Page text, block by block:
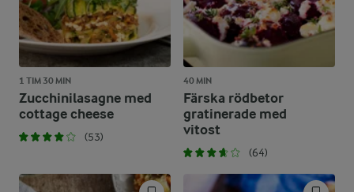
1 TIM 30 MIN
Zucchinilasagne med
cottage cheese
(53)
40 MIN
Färska rödbetor
gratinerade med
vitost
(64)